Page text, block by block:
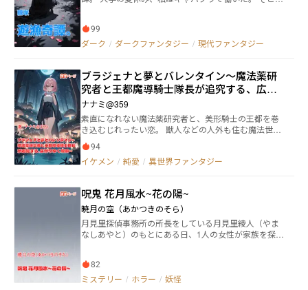
99
ダーク / ダークファンタジー / 現代ファンタジー
ブラジェナと夢とバレンタイン～魔法薬研
究者と王都魔導騎士隊長が追究する、広が
りゆく騒動～
ナナミ@359
素直になれない魔法薬研究者と、美形騎士の王都を巻
き込むじれったい恋。 獣人などの人外も住む魔法世
界。研究所の魔法薬研究者で努力家のブラジェナは、
美形の王都魔導騎士団隊長ジーノに素直になれないで
いる。恋よりも仕事な彼女は、自分の無自覚の恋心に
を作ろうと奮闘する。 しかし当日、王都で謎の騒ぎが
発生。二人でその真相を追い、協力して人助けや問題
を解決する中で、二人の距離も縮まっていく。 更にこ
のことをきっかけに活躍や魔法薬の評判を聞き付け、
貴族までも出て来る。 贈り物を渡すことが出来るの
レ研究者×心の内を読ませないイケメン紳士騎士のバデ
ィが謎や騒動を追う、ミステリー風味な甘くじれった
い恋愛ファンタジー。 ※時々戦闘・バトル要素あり ※
94
イケメン / 純愛 / 異世界ファンタジー
呪鬼 花月風水~花の陽~
暁月の空（あかつきのそら）
月見里探偵事務所の所長をしている月見里綾人（やま
なしあやと）のもとにある日、1人の女性が家族を探し
82
ミステリー / ホラー / 妖怪